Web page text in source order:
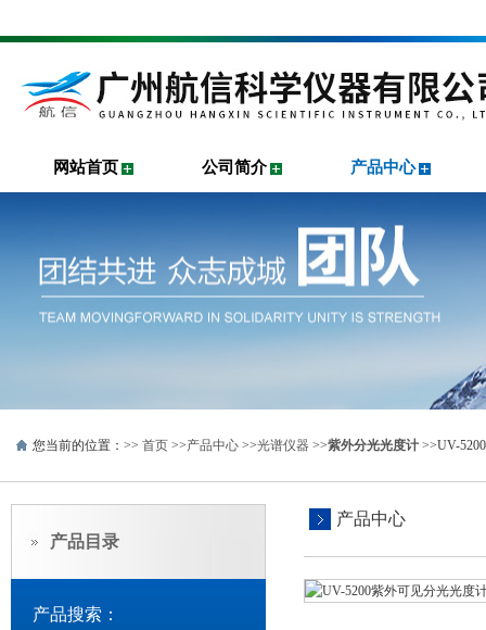
网站首页 公司简介 产品中心
您当前的位置：>> 首页 >>产品中心 >>光谱仪器 >>紫外分光光度计 >>UV-
产品目录
产品搜索：
产品中心